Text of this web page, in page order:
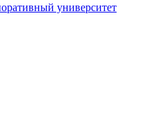
университет